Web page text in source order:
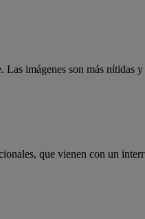
imágenes son más nítidas
que vienen con un